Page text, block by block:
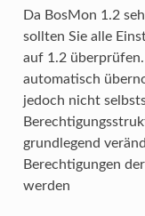
Da BosMon 1.2
sollten Sie alle
auf 1.2
automatisch
jedoch nicht
grundlegend
Berechtigungen
werden